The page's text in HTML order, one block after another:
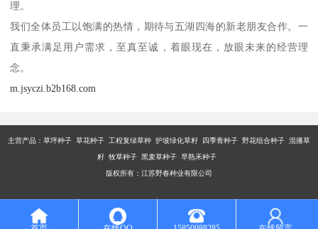
理。
我们全体员工以饱满的热情，期待与五湖四海的新老朋友合作。一
直秉承满足用户需求，至真至诚，着眼现在，放眼未来的经营理
念。
m.jsyczi.b2b168.com
主营产品： 草坪种子 草花种子 工程复绿草种 护坡绿化草籽 四季青种子 野花组合种子 混播草
籽 牧草种子 黑麦草种子 早熟禾种子
版权所有：江苏野春种业有限公司